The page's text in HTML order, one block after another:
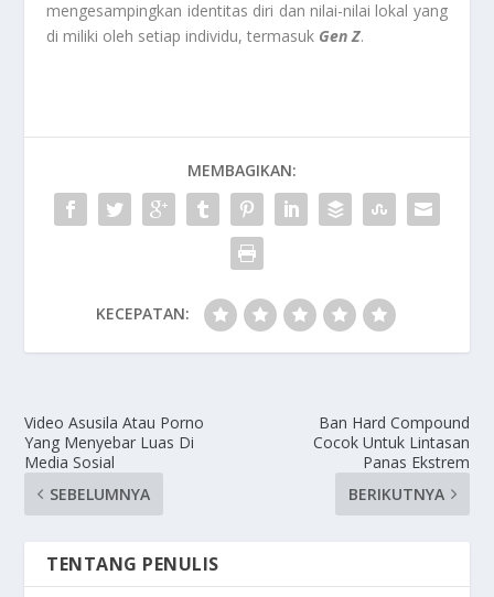
mengesampingkan identitas diri dan nilai-nilai lokal yang
di miliki oleh setiap individu, termasuk Gen Z.
MEMBAGIKAN:
KECEPATAN:
Video Asusila Atau Porno
Yang Menyebar Luas Di
Media Sosial
SEBELUMNYA
Ban Hard Compound
Cocok Untuk Lintasan
Panas Ekstrem
BERIKUTNYA
TENTANG PENULIS